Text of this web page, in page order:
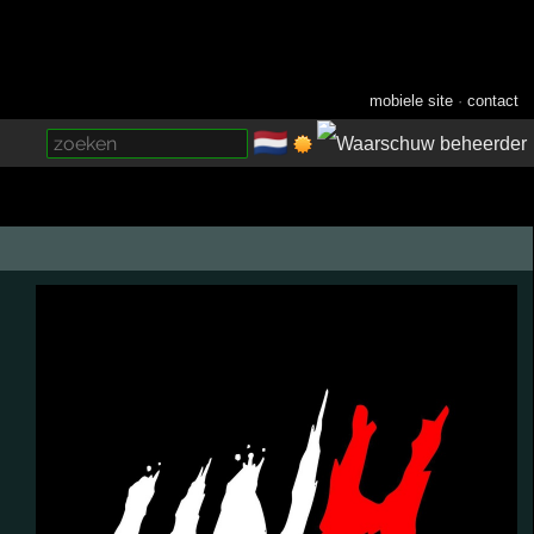
mobiele site ·contact
🇳🇱